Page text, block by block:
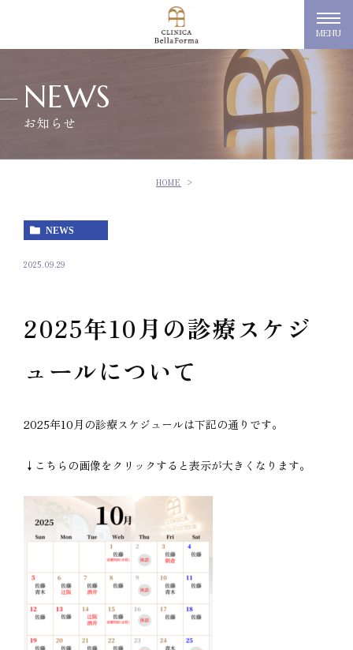
MENU
NEWS
お知らせ
HOME
NEWS
2025.09.29
2025年10月の診療スケジ
ュールについて
2025年10月の診療スケジュールは下記の通りです。
↓こちらの画像をクリックすると表示が大きくなります。